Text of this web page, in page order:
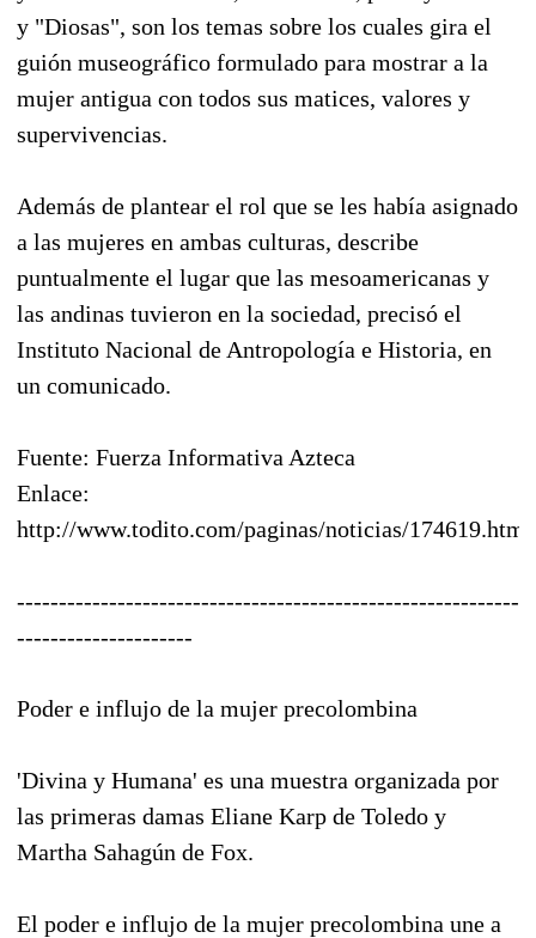
y "Diosas", son los temas sobre los cuales gira el
guión museográfico formulado para mostrar a la
mujer antigua con todos sus matices, valores y
supervivencias.
Además de plantear el rol que se les había asignado
a las mujeres en ambas culturas, describe
puntualmente el lugar que las mesoamericanas y
las andinas tuvieron en la sociedad, precisó el
Instituto Nacional de Antropología e Historia, en
un comunicado.
Fuente: Fuerza Informativa Azteca
Enlace:
http://www.todito.com/paginas/noticias/174619.html
------------------------------------------------------------
---------------------
Poder e influjo de la mujer precolombina
'Divina y Humana' es una muestra organizada por
las primeras damas Eliane Karp de Toledo y
Martha Sahagún de Fox.
El poder e influjo de la mujer precolombina une a